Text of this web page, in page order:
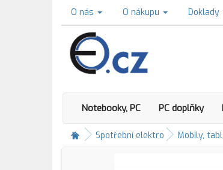
O nás O nákupu Doklady
Notebooky, PC PC doplňky
Spotřební elektro Mobily,